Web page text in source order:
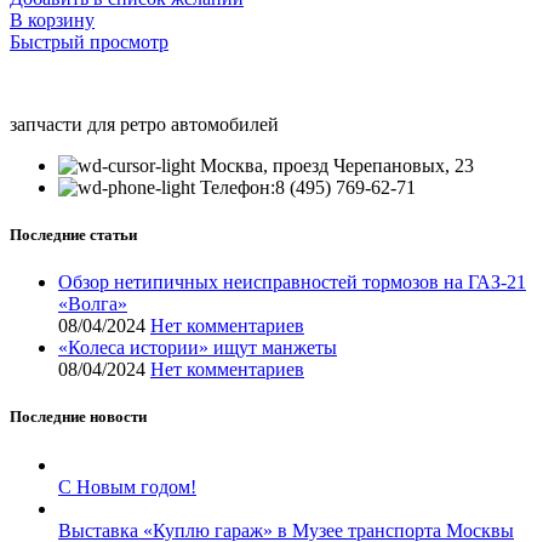
В корзину
Быстрый просмотр
запчасти для ретро автомобилей
Москва, проезд Черепановых, 23
Телефон:8 (495) 769-62-71
Последние статьи
Обзор нетипичных неисправностей тормозов на ГАЗ-21
«Волга»
08/04/2024 Нет комментариев
«Колеса истории» ищут манжеты
08/04/2024 Нет комментариев
Последние новости
С Новым годом!
Выставка «Куплю гараж» в Музее транспорта Москвы